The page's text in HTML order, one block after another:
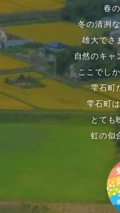
春
冬の清冽
雄大でさ
自然のキャ
ここでし
雫石町
雫石町
とても
虹の似